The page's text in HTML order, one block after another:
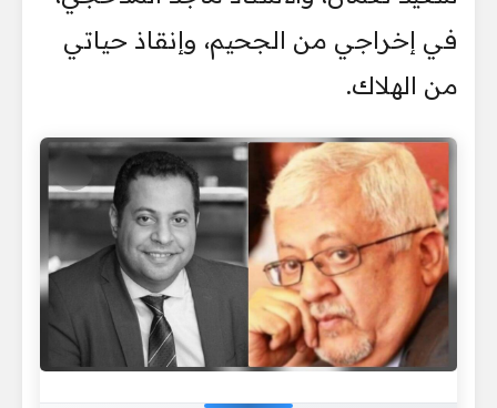
في إخراجي من الجحيم، وإنقاذ حياتي
من الهلاك.